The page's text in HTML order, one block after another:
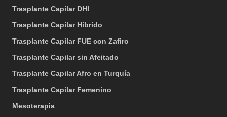
Trasplante Capilar DHI
Trasplante Capilar Híbrido
Trasplante Capilar FUE con Zafiro
Trasplante Capilar sin Afeitado
Trasplante Capilar Afro en Turquía
Trasplante Capilar Femenino
Mesoterapia